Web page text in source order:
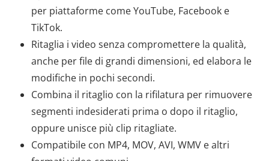
per piattaforme come YouTube, Facebook e
TikTok.
Ritaglia i video senza compromettere la qualità,
anche per file di grandi dimensioni, ed elabora le
modifiche in pochi secondi.
Combina il ritaglio con la rifilatura per rimuovere
segmenti indesiderati prima o dopo il ritaglio,
oppure unisce più clip ritagliate.
Compatibile con MP4, MOV, AVI, WMV e altri